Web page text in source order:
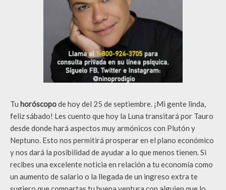
Tu horóscopode hoy del 25 de septiembre. ¡Mi gente linda,
feliz sábado! Les cuento que hoy la Luna transitará por Tauro
desde donde hará aspectos muy armónicos con Plutón y
Neptuno. Esto nos permitirá prosperar en el plano económico
y nos dará la posibilidad de ayudar a lo que menos tienen. Si
recibes una excelente noticia en relación a tu economía como
un aumento de salario o la llegada de un ingreso extra te